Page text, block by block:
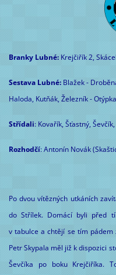
Branky Lubné: Krejčiřík 2,
Sestava Lubné:Blažek -
Haloda, Kutňák, Železník -
Střídali: Kovařík, Šťastný,
Rozhodčí: Antonín Novák
Po dvou vítězných utkáních
do Střílek. Domácí byli před
v tabulce a chtějí se tím
Petr Skypala měl již k dispozici
Ševčíka po boku Krejčiříka.